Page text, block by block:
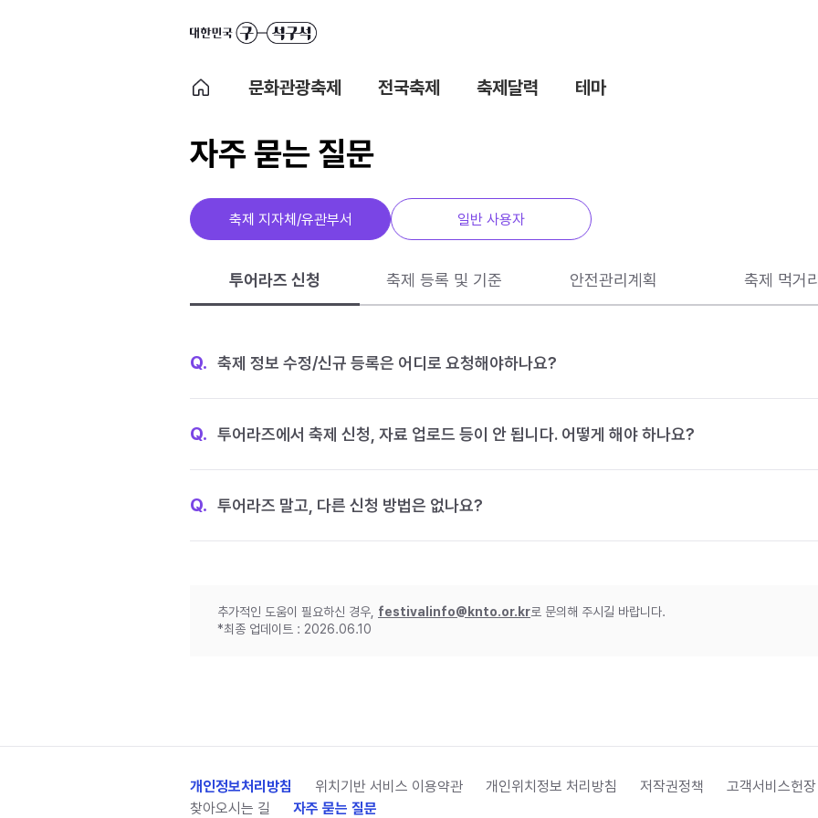
문화관광축제 전국축제 축제달력 테마
자주 묻는 질문
축제 지자체/유관부서 일반 사용자
투어라즈 신청 축제 등록 및 기준 안전관리계획 축제 먹거리
Q. 축제 정보 수정/신규 등록은 어디로 요청해야하나요?
Q. 투어라즈에서 축제 신청, 자료 업로드 등이 안 됩니다. 어떻게 해야 하나요?
Q. 투어라즈 말고, 다른 신청 방법은 없나요?
추가적인 도움이 필요하신 경우, festivalinfo@knto.or.kr로 문의해 주시길 바랍니다.
*최종 업데이트 : 2026.06.10
개인정보처리방침 위치기반 서비스 이용약관 개인위치정보 처리방침 저작권정책 고객서비스헌장
찾아오시는 길
자주 묻는 질문